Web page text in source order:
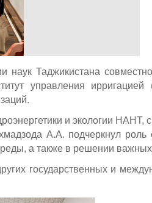
наук Таджикистана
управления ирригацией
и экологии НАНТ,
А.А. подчеркнул роль
а также в решении
государственных и